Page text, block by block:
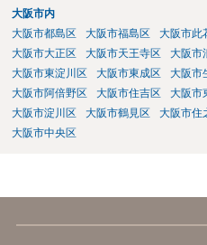
大阪市内
大阪市都島区
大阪市福島区 大阪市此
大阪市大正区
大阪市天王寺区 大阪市
大阪市東淀川区
大阪市東成区 大阪市
大阪市阿倍野区
大阪市住吉区 大阪市
大阪市淀川区
大阪市鶴見区 大阪市住
大阪市中央区